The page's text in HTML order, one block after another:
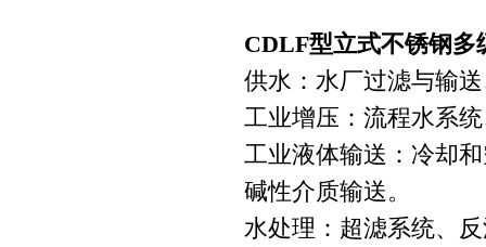
CDLF型立式不锈钢多
供水：水厂过滤与输
工业增压：流程水系
工业液体输送：冷却
碱性介质输送。
水处理：超滤系统、